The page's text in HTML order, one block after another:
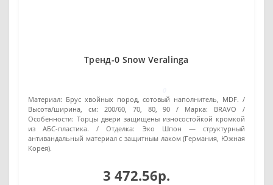
Тренд-0 Snow Veralinga
Материал: Брус хвойных пород, сотовый наполнитель, MDF.
Высота/ширина, см:
200/60, 70, 80, 90 Марка:
BRAVO
Особенности: Торцы двери защищены износостойкой кромкой
из АБС-пластика.
Отделка:
Эко Шпон — структурный
антивандальный материал с защитным лаком (Германия, Южная
Корея).
3 472.56р.